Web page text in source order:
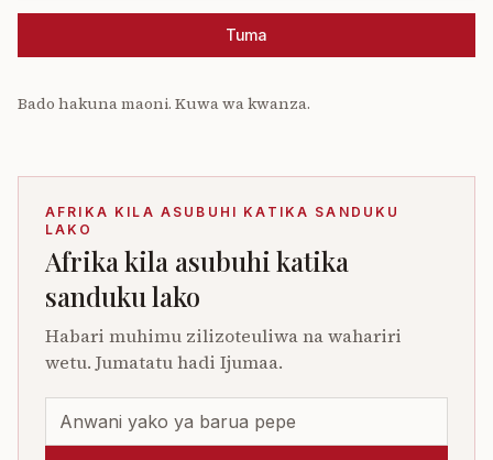
Tuma
Bado hakuna maoni. Kuwa wa kwanza.
AFRIKA KILA ASUBUHI KATIKA SANDUKU
LAKO
Afrika kila asubuhi katika
sanduku lako
Habari muhimu zilizoteuliwa na wahariri
wetu. Jumatatu hadi Ijumaa.